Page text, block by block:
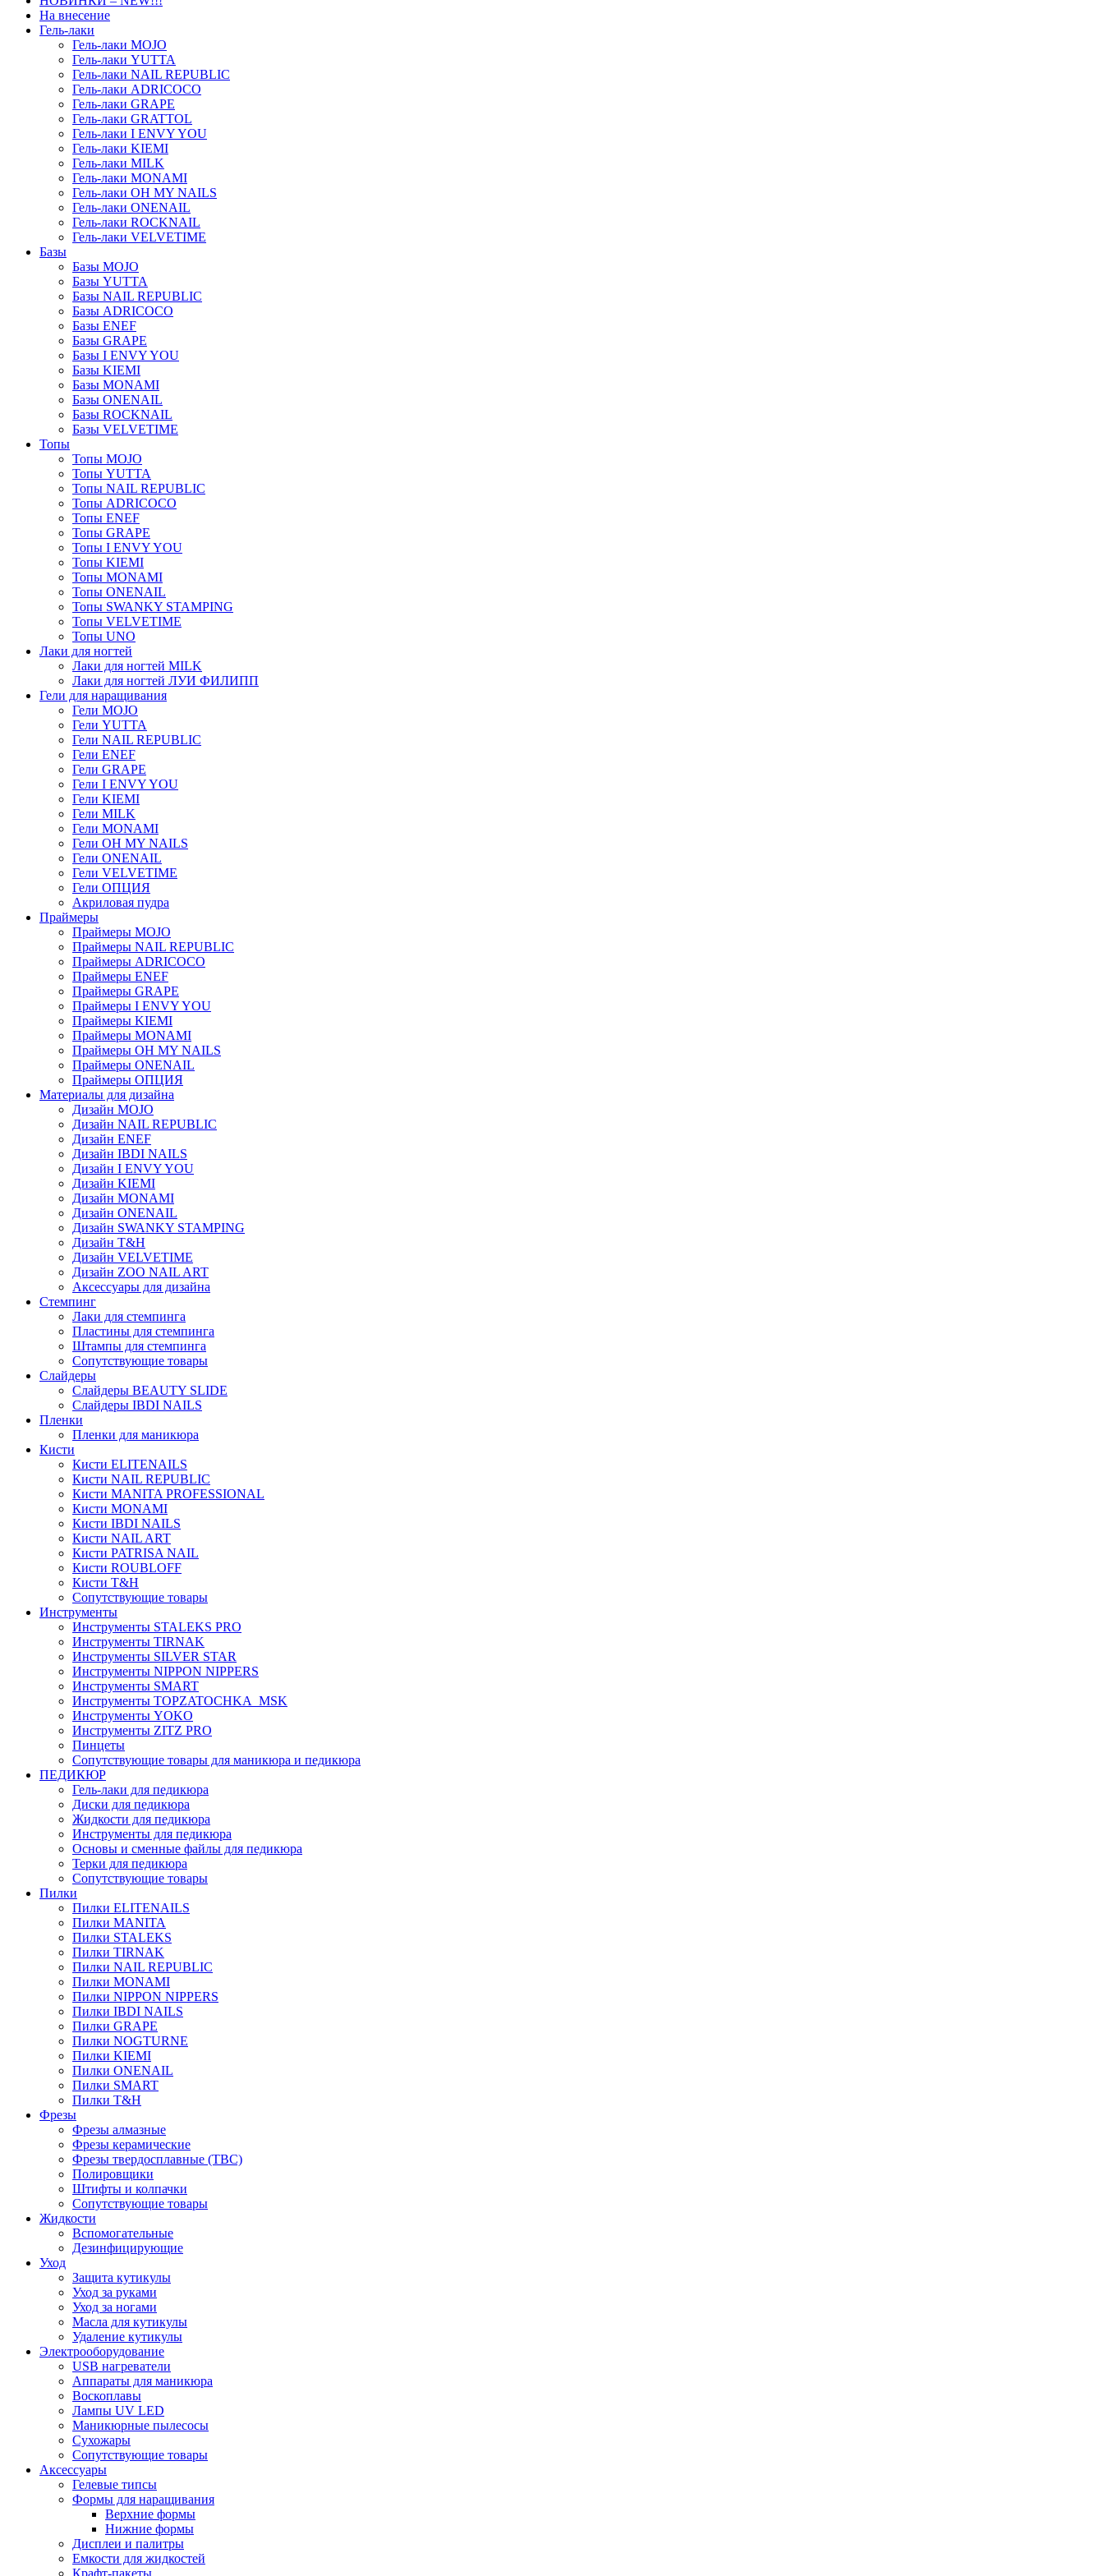
На внесение
Гель-лаки
Гель-лаки MOJO
Гель-лаки YUTTA
Гель-лаки NAIL REPUBLIC
Гель-лаки ADRICOCO
Гель-лаки GRAPE
Гель-лаки GRATTOL
Гель-лаки I ENVY YOU
Гель-лаки KIEMI
Гель-лаки MILK
Гель-лаки MONAMI
Гель-лаки OH MY NAILS
Гель-лаки ONENAIL
Гель-лаки ROCKNAIL
Гель-лаки VELVETIME
Базы
Базы MOJO
Базы YUTTA
Базы NAIL REPUBLIC
Базы ADRICOCO
Базы ENEF
Базы GRAPE
Базы I ENVY YOU
Базы KIEMI
Базы MONAMI
Базы ONENAIL
Базы ROCKNAIL
Базы VELVETIME
Топы
Топы MOJO
Топы YUTTA
Топы NAIL REPUBLIC
Топы ADRICOCO
Топы ENEF
Топы GRAPE
Топы I ENVY YOU
Топы KIEMI
Топы MONAMI
Топы ONENAIL
Топы SWANKY STAMPING
Топы VELVETIME
Топы UNO
Лаки для ногтей
Лаки для ногтей MILK
Лаки для ногтей ЛУИ ФИЛИПП
Гели для наращивания
Гели MOJO
Гели YUTTA
Гели NAIL REPUBLIC
Гели ENEF
Гели GRAPE
Гели I ENVY YOU
Гели KIEMI
Гели MILK
Гели MONAMI
Гели OH MY NAILS
Гели ONENAIL
Гели VELVETIME
Гели ОПЦИЯ
Акриловая пудра
Праймеры
Праймеры MOJO
Праймеры NAIL REPUBLIC
Праймеры ADRICOCO
Праймеры ENEF
Праймеры GRAPE
Праймеры I ENVY YOU
Праймеры KIEMI
Праймеры MONAMI
Праймеры OH MY NAILS
Праймеры ONENAIL
Праймеры ОПЦИЯ
Материалы для дизайна
Дизайн MOJO
Дизайн NAIL REPUBLIC
Дизайн ENEF
Дизайн IBDI NAILS
Дизайн I ENVY YOU
Дизайн KIEMI
Дизайн MONAMI
Дизайн ONENAIL
Дизайн SWANKY STAMPING
Дизайн T&H
Дизайн VELVETIME
Дизайн ZOO NAIL ART
Аксессуары для дизайна
Стемпинг
Лаки для стемпинга
Пластины для стемпинга
Штампы для стемпинга
Сопутствующие товары
Слайдеры
Слайдеры BEAUTY SLIDE
Слайдеры IBDI NAILS
Пленки
Пленки для маникюра
Кисти
Кисти ELITENAILS
Кисти NAIL REPUBLIC
Кисти MANITA PROFESSIONAL
Кисти MONAMI
Кисти IBDI NAILS
Кисти NAIL ART
Кисти PATRISA NAIL
Кисти ROUBLOFF
Кисти T&H
Сопутствующие товары
Инструменты
Инструменты STALEKS PRO
Инструменты TIRNAK
Инструменты SILVER STAR
Инструменты NIPPON NIPPERS
Инструменты SMART
Инструменты TOPZATOCHKA_MSK
Инструменты YOKO
Инструменты ZITZ PRO
Пинцеты
Сопутствующие товары для маникюра и педикюра
ПЕДИКЮР
Гель-лаки для педикюра
Диски для педикюра
Жидкости для педикюра
Инструменты для педикюра
Основы и сменные файлы для педикюра
Терки для педикюра
Сопутствующие товары
Пилки
Пилки ELITENAILS
Пилки MANITA
Пилки STALEKS
Пилки TIRNAK
Пилки NAIL REPUBLIC
Пилки MONAMI
Пилки NIPPON NIPPERS
Пилки IBDI NAILS
Пилки GRAPE
Пилки NOGTURNE
Пилки KIEMI
Пилки ONENAIL
Пилки SMART
Пилки T&H
Фрезы
Фрезы алмазные
Фрезы керамические
Фрезы твердосплавные (ТВС)
Полировщики
Штифты и колпачки
Сопутствующие товары
Жидкости
Вспомогательные
Дезинфицирующие
Уход
Защита кутикулы
Уход за руками
Уход за ногами
Масла для кутикулы
Удаление кутикулы
Электрооборудование
USB нагреватели
Аппараты для маникюра
Воскоплавы
Лампы UV LED
Маникюрные пылесосы
Сухожары
Сопутствующие товары
Аксессуары
Гелевые типсы
Формы для наращивания
Верхние формы
Нижние формы
Дисплеи и палитры
Емкости для жидкостей
Крафт-пакеты